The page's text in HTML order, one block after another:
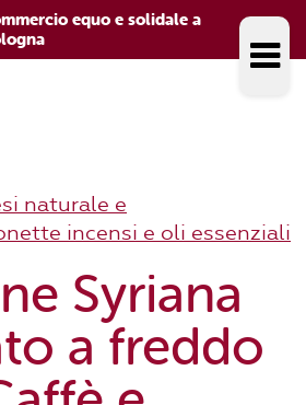
equo e solidale a
naturale e
incensi e oli essenziali
Syriana
a freddo